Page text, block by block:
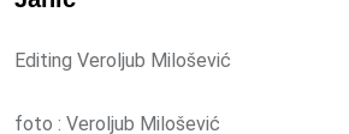
Editing Veroljub Milošević
foto : Veroljub Milošević